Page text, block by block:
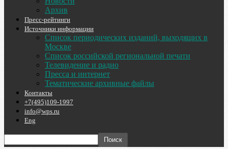
Архив
Пресс-рейтинги
Источники информации
Список периодических изданий, выходящих в
Москве
Список российской региональной печати
Телевидение и радио
Пресса и интернет
Тематические архивные файлы
Контакты
+7(495)109-1997
info@wps.ru
Eng